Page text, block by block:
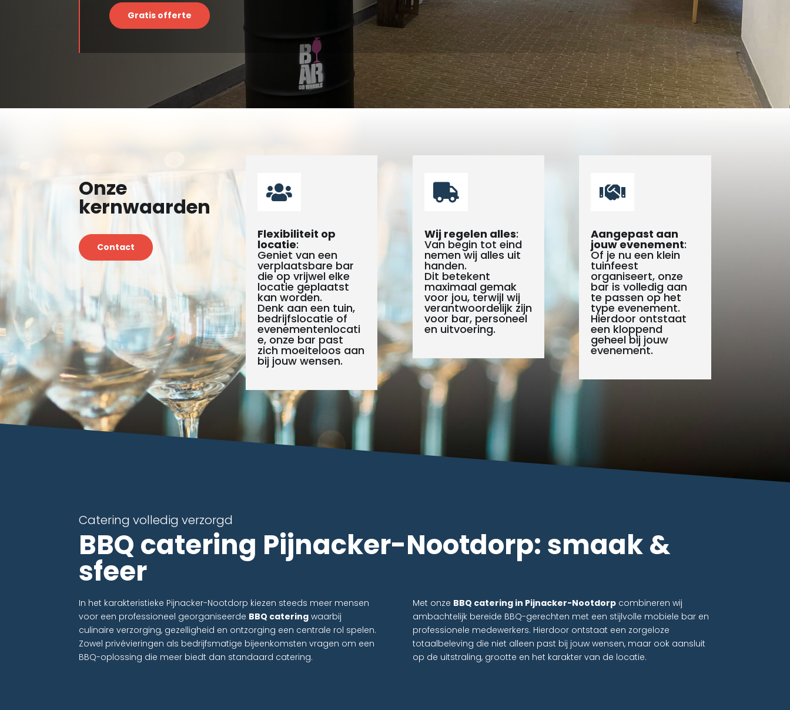
Gratis offerte
Onze
kernwaarden
Contact

Flexibiliteit op
locatie:
Geniet van een
verplaatsbare bar
die op vrijwel elke
locatie geplaatst
kan worden.
Denk aan een tuin,
bedrijfslocatie of
evenementenlocati
e, onze bar past
zich moeiteloos aan
bij jouw wensen.

Wij regelen alles:
Van begin tot eind
nemen wij alles uit
handen.
Dit betekent
maximaal gemak
voor jou, terwijl wij
verantwoordelijk zijn
voor bar, personeel
en uitvoering.

Aangepast aan
jouw evenement:
Of je nu een klein
tuinfeest
organiseert, onze
bar is volledig aan
te passen op het
type evenement.
Hierdoor ontstaat
een kloppend
geheel bij jouw
evenement.
Catering volledig verzorgd
BBQ catering Pijnacker-Nootdorp: smaak &
sfeer
In het karakteristieke Pijnacker-Nootdorp kiezen steeds meer mensen
voor een professioneel georganiseerde BBQ catering waarbij
culinaire verzorging, gezelligheid en ontzorging een centrale rol spelen.
Zowel privévieringen als bedrijfsmatige bijeenkomsten vragen om een
BBQ-oplossing die meer biedt dan standaard catering.
Met onze BBQ catering in Pijnacker-Nootdorpcombineren wij
ambachtelijk bereide BBQ-gerechten met een stijlvolle mobiele bar en
professionele medewerkers. Hierdoor ontstaat een zorgeloze
totaalbeleving die niet alleen past bij jouw wensen, maar ook aansluit
op de uitstraling, grootte en het karakter van de locatie.